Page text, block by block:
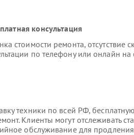
консультация
стоимости ремонта, отсутствие
по телефону или онлайн на
техники по всей РФ,
Клиенты могут отслеживать
обслуживание для